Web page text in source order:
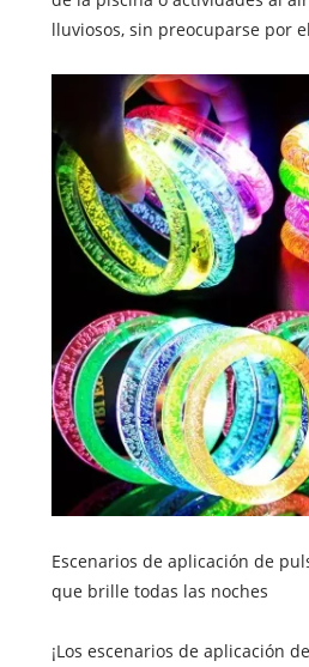
lluviosos, sin preocuparse por
Escenarios de aplicación de
que brille todas las noches
¡Los escenarios de aplicación